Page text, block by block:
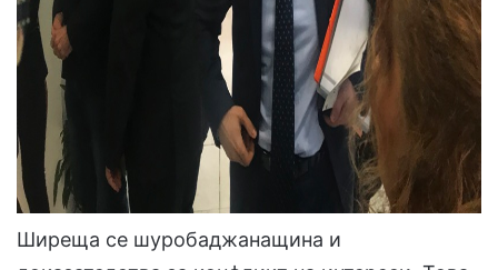
Ширеща се шуробаджанащина и